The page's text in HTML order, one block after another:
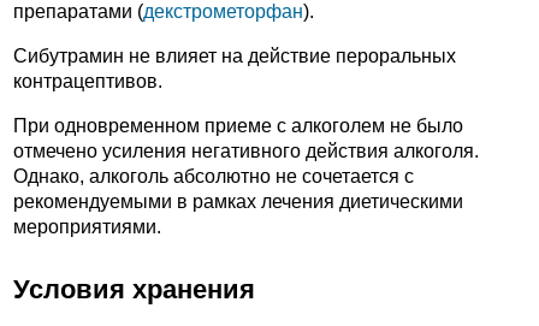
препаратами (декстрометорфан).
Сибутрамин не влияет на действие пероральных
контрацептивов.
При одновременном приеме с алкоголем не было
отмечено усиления негативного действия алкоголя.
Однако, алкоголь абсолютно не сочетается с
рекомендуемыми в рамках лечения диетическими
мероприятиями.
Условия хранения